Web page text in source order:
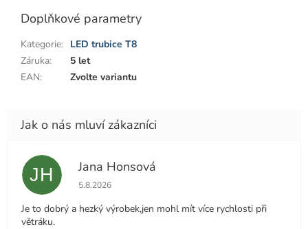
Doplňkové parametry
Kategorie: LED trubice T8
Záruka:
5 let
EAN: Zvolte variantu
JH Jana Honsová
Hodnocení obchodu je 5 z 5 hvězdiček.
5.8.2026
Je to dobrý a hezký výrobek,jen mohl mít více rychlosti při
větráku.